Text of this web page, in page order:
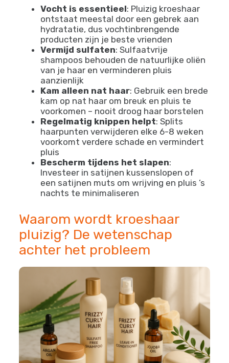
Vocht is essentieel: Pluizig kroeshaar
ontstaat meestal door een gebrek aan
hydratatie, dus vochtinbrengende
producten zijn je beste vrienden
Vermijd sulfaten: Sulfaatvrije
shampoos behouden de natuurlijke oliën
van je haar en verminderen pluis
aanzienlijk
Kam alleen nat haar: Gebruik een brede
kam op nat haar om breuk en pluis te
voorkomen – nooit droog haar borstelen
Regelmatig knippen helpt: Splits
haarpunten verwijderen elke 6-8 weken
voorkomt verdere schade en vermindert
pluis
Bescherm tijdens het slapen:
Investeer in satijnen kussenslopen of
een satijnen muts om wrijving en pluis ’s
nachts te minimaliseren
Waarom wordt kroeshaar
pluizig? De wetenschap
achter het probleem